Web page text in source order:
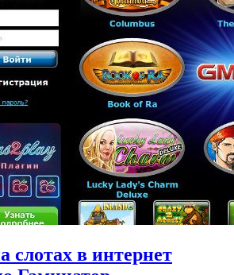
слотах в интернет